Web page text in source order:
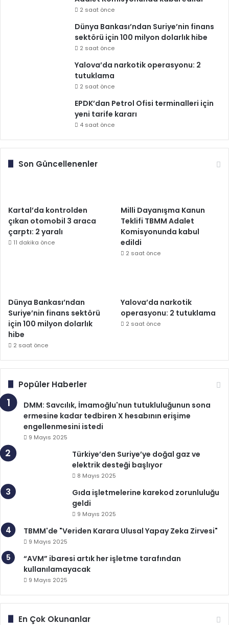
2 saat önce
Dünya Bankası’ndan Suriye’nin finans
sektörü için 100 milyon dolarlık hibe
2 saat önce
Yalova’da narkotik operasyonu: 2
tutuklama
2 saat önce
EPDK’dan Petrol Ofisi terminalleri için
yeni tarife kararı
4 saat önce
Son Güncellenenler
Kartal’da kontrolden
çıkan otomobil 3 araca
çarptı: 2 yaralı
11 dakika önce
Milli Dayanışma Kanun
Teklifi TBMM Adalet
Komisyonunda kabul
edildi
2 saat önce
Dünya Bankası’ndan
Suriye’nin finans sektörü
için 100 milyon dolarlık
hibe
2 saat önce
Yalova’da narkotik
operasyonu: 2 tutuklama
2 saat önce
Popüler Haberler
DMM: Savcılık, İmamoğlu'nun tutukluluğunun sona
ermesine kadar tedbiren X hesabının erişime
engellenmesini istedi
9 Mayıs 2025
Türkiye’den Suriye’ye doğal gaz ve
elektrik desteği başlıyor
8 Mayıs 2025
Gıda işletmelerine karekod zorunluluğu
geldi
9 Mayıs 2025
TBMM'de "Veriden Karara Ulusal Yapay Zeka Zirvesi"
9 Mayıs 2025
“AVM” ibaresi artık her işletme tarafından
kullanılamayacak
9 Mayıs 2025
En Çok Okunanlar